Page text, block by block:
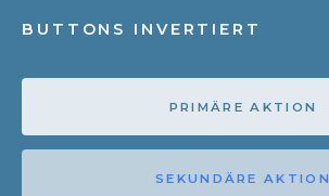
BUTTONS INVERTIERT
PRIMÄRE AKTION
SEKUNDÄRE AKTION